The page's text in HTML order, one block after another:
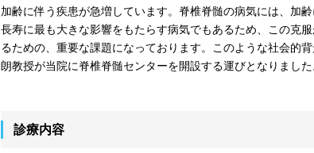
加齢に伴う疾患が急増しています。脊椎脊髄の病気には、加
⻑寿に最も⼤きな影響をもたらす病気でもあるため、この克
るための、重要な課題になっております。このような社会的
朗教授が当院に脊椎脊髄センターを開設する運びとなりました
診療内容